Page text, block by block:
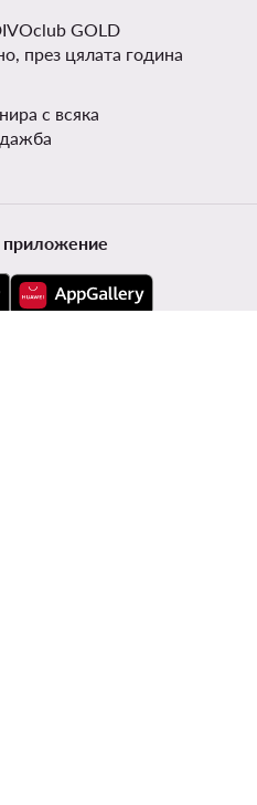
GOLD
през цялата година
с всяка
приложение